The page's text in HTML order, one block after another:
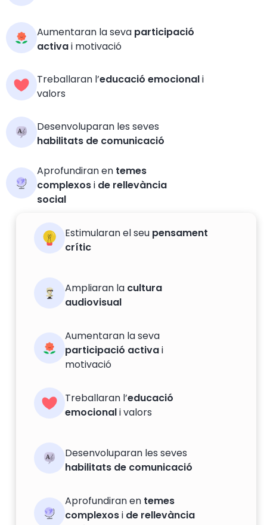
Treballaran l’educació emocionali
valors
Aprofundiran en temes
complexosi de rellevància
social
Desenvoluparan les seves
habilitats de comunicació
Aumentaran la seva participació
activai motivació
Treballaran l’educació
emocionali valors
Estimularan el seu pensament
crític
Ampliaran la cultura
audiovisual
Aprofundiran en temes
complexosi de rellevància
Desenvoluparan les seves
habilitats de comunicació
Aumentaran la seva
participació activai
motivació